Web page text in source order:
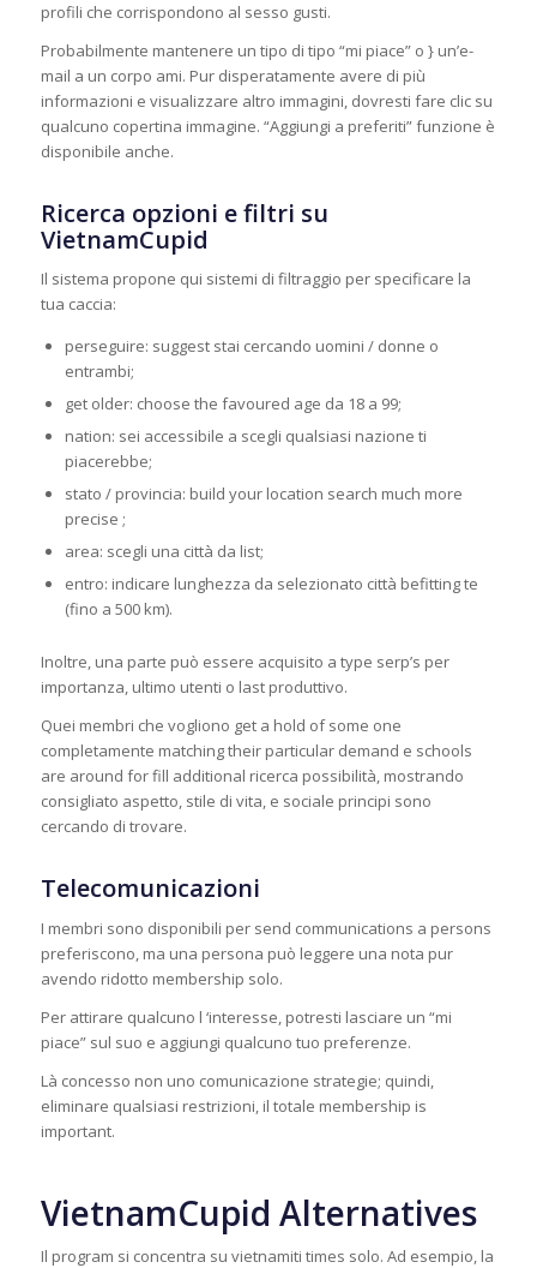
profili che corrispondono al sesso gusti.
Probabilmente mantenere un tipo di tipo “mi piace” o } un’e-
mail a un corpo ami. Pur disperatamente avere di più
informazioni e visualizzare altro immagini, dovresti fare clic su
qualcuno copertina immagine. “Aggiungi a preferiti” funzione è
disponibile anche.
Ricerca opzioni e filtri su
VietnamCupid
Il sistema propone qui sistemi di filtraggio per specificare la
tua caccia:
perseguire: suggest stai cercando uomini / donne o
entrambi;
get older: choose the favoured age da 18 a 99;
nation: sei accessibile a scegli qualsiasi nazione ti
piacerebbe;
stato / provincia: build your location search much more
precise ;
area: scegli una città da list;
entro: indicare lunghezza da selezionato città befitting te
(fino a 500 km).
Inoltre, una parte può essere acquisito a type serp’s per
importanza, ultimo utenti o last produttivo.
Quei membri che vogliono get a hold of some one
completamente matching their particular demand e schools
are around for fill additional ricerca possibilità, mostrando
consigliato aspetto, stile di vita, e sociale principi sono
cercando di trovare.
Telecomunicazioni
I membri sono disponibili per send communications a persons
preferiscono, ma una persona può leggere una nota pur
avendo ridotto membership solo.
Per attirare qualcuno l ‘interesse, potresti lasciare un “mi
piace” sul suo e aggiungi qualcuno tuo preferenze.
Là concesso non uno comunicazione strategie; quindi,
eliminare qualsiasi restrizioni, il totale membership is
important.
VietnamCupid Alternatives
Il program si concentra su vietnamiti times solo. Ad esempio, la